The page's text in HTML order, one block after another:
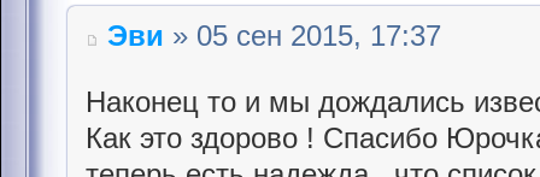
Эви » 05 сен 2015, 17:37
Наконец то и мы дождались
Как это здорово ! Спасибо